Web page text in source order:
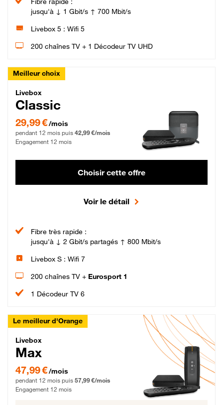
jusqu'à ↓ 1 Gbit/s ↑ 700 Mbit/s
Livebox 5 : Wifi 5
200 chaînes TV + 1 Décodeur TV UHD
Meilleur choix
Livebox Classic Fibre
Livebox
Classic
29,99 € par mois pendant 12 mois puis 42,99 € par mois, Engagement 12 mois
29,99 €/mois
pendant 12 mois puis 42,99 €/mois
Engagement 12 mois
Choisir cette offre
Voir le détail
Fibre très rapide :
jusqu'à ↓ 2 Gbit/s partagés ↑ 800 Mbit/s
Livebox S : Wifi 7
200 chaînes TV + Eurosport 1
1 Décodeur TV 6
Le meilleur d'Orange
Livebox Max Fibre
Livebox
Max
47,99 € par mois pendant 12 mois puis 57,99 € par mois, Engagement 12 mois
47,99 €/mois
pendant 12 mois puis 57,99 €/mois
Engagement 12 mois